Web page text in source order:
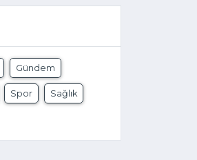
Gündem
Spor Sağlık